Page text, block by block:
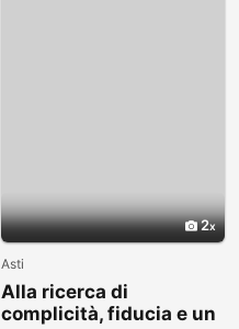
2
Asti
Alla ricerca di
complicità, fiducia e un